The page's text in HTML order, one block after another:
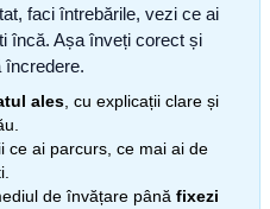
faci întrebările, vezi ce ai
încă. Așa înveți corect și
încredere.
ales , cu explicații clare și
ce ai parcurs, ce mai ai de
de învățare până fixezi